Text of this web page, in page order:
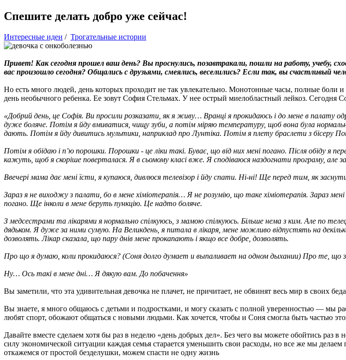
Спешите делать добро уже сейчас!
Интересные идеи / Трогательные истории
Привет! Как сегодня прошел ваш день? Вы проснулись, позавтракали, пошли на работу, учебу,
вас произошло сегодня? Общались с друзьями, смеялись, веселились? Если так, вы счастливый
Но есть много людей, день которых проходит не так увлекательно. Монотонные часы, полные
день необычного ребенка. Ее зовут София Стельмах. У нее острый миелобластный лейкоз. Сегодня
«Добрий день, це Софія. Ви просили розказати, як я живу… Вранці я прокидаюсь і до мене в палату
дуже боляче. Потім я йду вмиватися, чищу зуби, а потім міряю температуру, щоб вона була
дають. Потім я йду дивитись мультики, наприклад про Лунтіка. Потім я плету браслети з бісеру
Потім я обідаю і п’ю порошки. Порошки - це ліки такі. Буває, що від них мені погано. Після обіду я
кажуть, щоб я скоріше поверталася. Я в сьомому класі вже. Я сподіваюся наздогнати програму, але
Ввечері мама дає мені їсти, я купаюся, дивлюся телевізор і йду спати. Ні-ні! Ще перед тим, як
Зараз я не виходжу з палати, бо в мене хіміотерапія… Я не розумію, що таке хіміотерапія. Зараз
погано. Ще інколи в мене беруть пункцію. Це надто боляче.
З медсестрами та лікарями я нормально спілкуюсь, з мамою спілкуюсь. Більше нема з ким. Але по
дядьком. Я дуже за ними сумую. На Великдень, я питала в лікаря, мене можливо відпустять на
дозволять. Лікар сказала, що пару днів мене прокапають і якщо все добре, дозволять.
Про що я думаю, коли прокидаюся? (Соня долго думает и выпаливает на одном дыхании) Про те,
Ну… Ось такі в мене дні… Я дякую вам. До побачення»
Вы заметили, что эта удивительная девочка не плачет, не причитает, не обвинят весь мир в своих
Вы знаете, я много общаюсь с детьми и подростками, и могу сказать с полной уверенностью — мы
любят спорт, обожают общаться с новыми людьми. Как хочется, чтобы и Соня смогла быть частью
Давайте вместе сделаем хотя бы раз в неделю «день добрых дел». Без чего вы можете обойтись
силу экономической ситуации каждая семья старается уменьшить свои расходы, но все же мы
откажемся от простой безделушки, можем спасти не одну жизнь